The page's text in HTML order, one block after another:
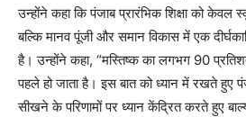
उन्होंने कहा कि पंजाब प्रारंभिक शिक्षा को केवल
बल्कि मानव पूंजी और समान विकास में एक
है। उन्होंने कहा, “मस्तिष्क का लगभग 90
पहले हो जाता है। इस बात को ध्यान में रखते हुए
सीखने के परिणामों पर ध्यान केंद्रित करते हुए